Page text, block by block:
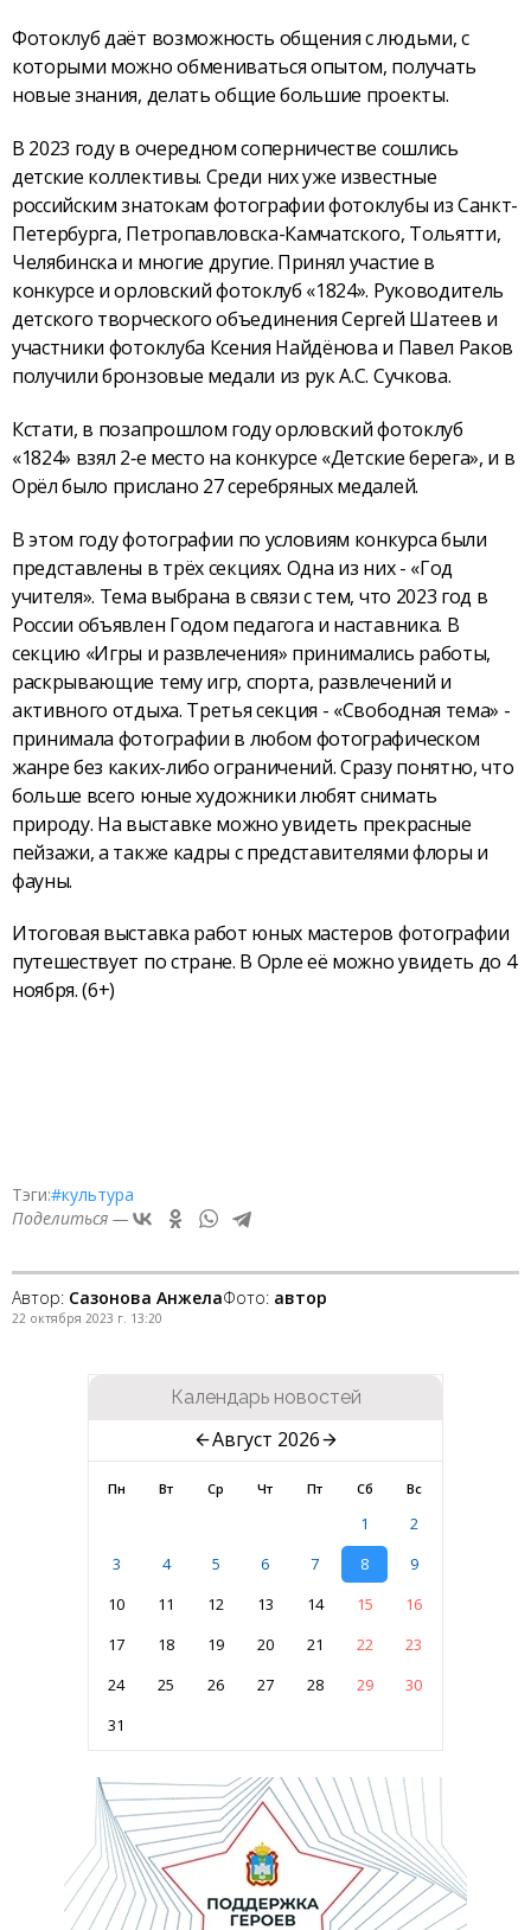
Фотоклуб даёт возможность общения с людьми, с
которыми можно обмениваться опытом, получать
новые знания, делать общие большие проекты.
В 2023 году в очередном соперничестве сошлись
детские коллективы. Среди них уже известные
российским знатокам фотографии фотоклубы из Санкт-
Петербурга, Петропавловска-Камчатского, Тольятти,
Челябинска и многие другие. Принял участие в
конкурсе и орловский фотоклуб «1824». Руководитель
детского творческого объединения Сергей Шатеев и
участники фотоклуба Ксения Найдёнова и Павел Раков
получили бронзовые медали из рук А.С. Сучкова.
Кстати, в позапрошлом году орловский фотоклуб
«1824» взял 2‑е место на конкурсе «Детские берега», и в
Орёл было прислано 27 серебряных медалей.
В этом году фотографии по условиям конкурса были
представлены в трёх секциях. Одна из них - «Год
учителя». Тема выбрана в связи с тем, что 2023 год в
России объявлен Годом педагога и наставника. В
секцию «Игры и развлечения» принимались работы,
раскрывающие тему игр, спорта, развлечений и
активного отдыха. Третья секция - «Свободная тема» -
принимала фотографии в любом фотографическом
жанре без каких-либо ограничений. Сразу понятно, что
больше всего юные художники любят снимать
природу. На выставке можно увидеть прекрасные
пейзажи, а также кадры с представителями флоры и
фауны.
Итоговая выставка работ юных мастеров фотографии
путешествует по стране. В Орле её можно увидеть до 4
ноября. (6+)
Тэги:#культура
Поделиться —
Автор: Сазонова АнжелаФото: автор
22 октября 2023 г. 13:20
Календарь новостей
Август 2026
Пн Вт Ср Чт Пт Сб Вс
1
2
3
4 5 6 7 8
9
10
11 12 13 14 15
16
17
18 19 20 21 22
23
24
25 26 27 28 29
30
31